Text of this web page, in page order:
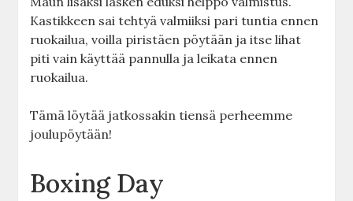
Kastikkeen sai tehtyä valmiiksi pari tuntia ennen
ruokailua, voilla piristäen pöytään ja itse lihat
piti vain käyttää pannulla ja leikata ennen
ruokailua.
Tämä löytää jatkossakin tiensä perheemme
joulupöytään!
Boxing Day